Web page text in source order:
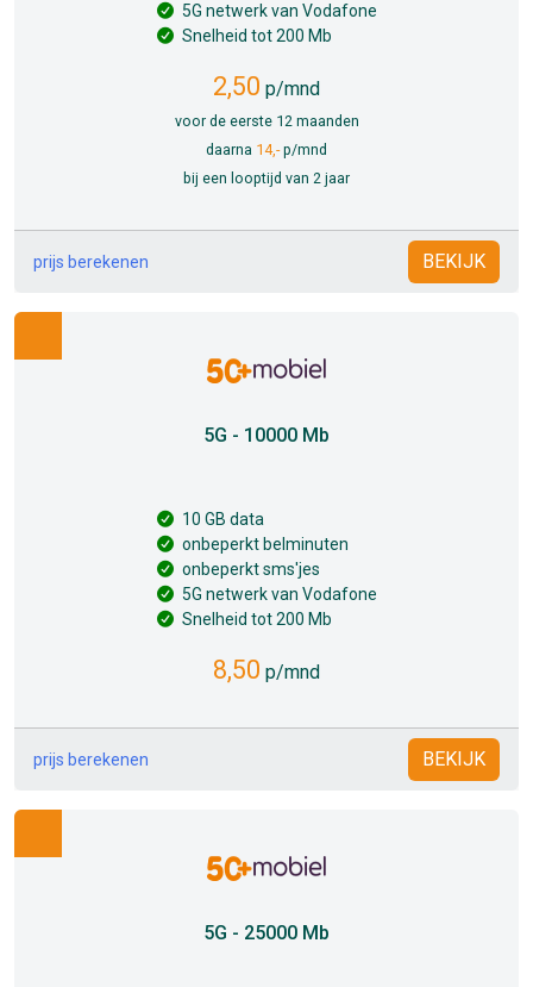
5G netwerk van Vodafone
Snelheid tot 200 Mb
2,50 p/mnd
voor de eerste 12 maanden
daarna 14,-p/mnd
bij een looptijd van 2 jaar
prijs berekenen BEKIJK
5G - 10000 Mb
10 GB data
onbeperkt belminuten
onbeperkt sms'jes
5G netwerk van Vodafone
Snelheid tot 200 Mb
8,50 p/mnd
prijs berekenen BEKIJK
5G - 25000 Mb